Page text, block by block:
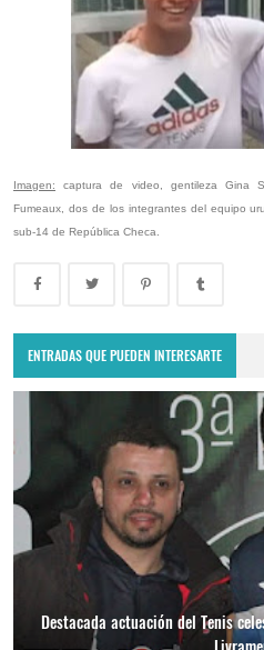
Imagen: captura de video, gentileza Gina
Fumeaux, dos de los integrantes del equipo
sub-14 de República Checa.
ENTRADAS QUE PUEDEN INTERESARTE
Destacada actuación del Tenis